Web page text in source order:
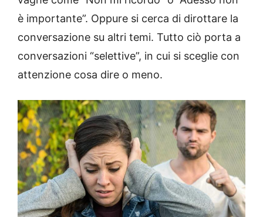
è importante”. Oppure si cerca di dirottare la
conversazione su altri temi. Tutto ciò porta a
conversazioni “selettive”, in cui si sceglie con
attenzione cosa dire o meno.